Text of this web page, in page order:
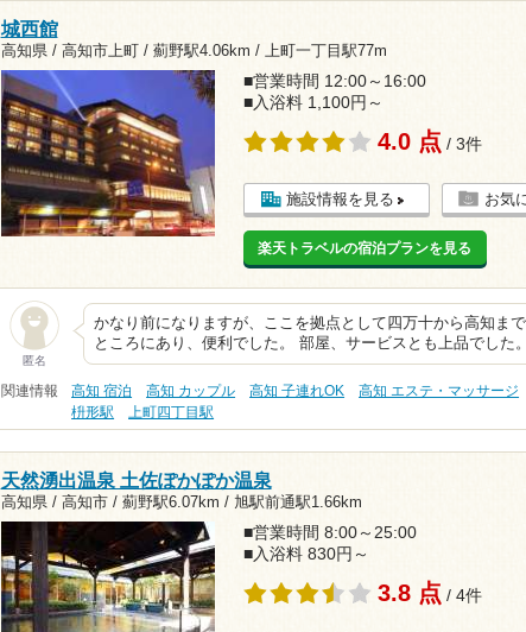
城西館
高知県 / 高知市上町 / 薊野駅4.06km / 上町一丁目駅77m
■営業時間 12:00～16:00
■入浴料 1,100円～
4.0 点 / 3件
施設情報を見る お気
楽天トラベルの宿泊プランを見る
匿名
かなり前になりますが、ここを拠点として四万十から高知ま
ところにあり、便利でした。 部屋、サービスとも上品でし
関連情報 高知 宿泊 高知 カップル 高知 子連れOK 高知 エステ・マッサージ
枡形駅
上町四丁目駅
天然湧出温泉 土佐ぽかぽか温泉
高知県 / 高知市 / 薊野駅6.07km / 旭駅前通駅1.66km
■営業時間 8:00～25:00
■入浴料 830円～
3.8 点 / 4件